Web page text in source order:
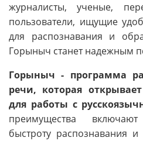
журналисты, ученые,
пользователи, ищущие
для распознавания и
Горыныч станет надежным
Горыныч - программа
речи, которая
для работы с
преимущества
быстроту распознавания